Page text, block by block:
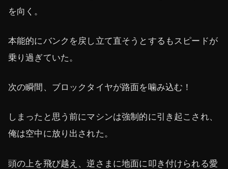
を向く。
本能的にバンクを戻し立て直そうとするもスピードが
乗り過ぎていた。
次の瞬間、ブロックタイヤが路面を噛み込む！
しまったと思う前にマシンは強制的に引き起こされ、
俺は空中に放り出された。
頭の上を飛び越え、逆さまに地面に叩き付けられる愛